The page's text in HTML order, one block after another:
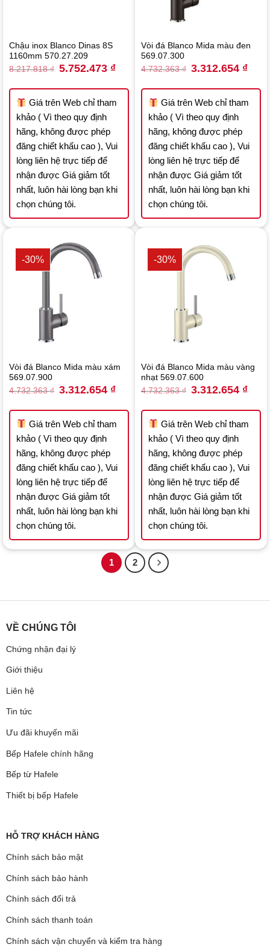
Chậu inox Blanco Dinas 8S
1160mm 570.27.209
8.217.818₫ Original
price
8.217.818 ₫.
5.752.473 ₫Current
5.752.473 ₫.
Giá trên Web chỉ tham
khảo ( Vì theo quy định
hãng, không được phép
đăng chiết khấu cao ), Vui
lòng liên hệ trực tiếp để
nhận được Giá giảm tốt
nhất, luôn hài lòng bạn khi
chọn chúng tôi.
Vòi đá Blanco Mida màu đen
569.07.300
4.732.363₫ Original
price
4.732.363 ₫.
3.312.654 ₫
Giá trên Web chỉ tham
khảo ( Vì theo quy định
hãng, không được phép
đăng chiết khấu cao ), Vui
lòng liên hệ trực tiếp để
nhận được Giá giảm tốt
nhất, luôn hài lòng bạn khi
chọn chúng tôi.
-30%
Vòi đá Blanco Mida màu xám
569.07.900
4.732.363₫ Original
price
4.732.363 ₫.
3.312.654 ₫Current
3.312.654 ₫.
Giá trên Web chỉ tham
khảo ( Vì theo quy định
hãng, không được phép
đăng chiết khấu cao ), Vui
lòng liên hệ trực tiếp để
nhận được Giá giảm tốt
nhất, luôn hài lòng bạn khi
chọn chúng tôi.
-30%
Vòi đá Blanco Mida màu vàng
nhạt 569.07.600
4.732.363₫ Original
price
4.732.363 ₫.
3.312.654 ₫
Giá trên Web chỉ tham
khảo ( Vì theo quy định
hãng, không được phép
đăng chiết khấu cao ), Vui
lòng liên hệ trực tiếp để
nhận được Giá giảm tốt
nhất, luôn hài lòng bạn khi
chọn chúng tôi.
1 2
VỀ CHÚNG TÔI
Chứng nhận đại lý
Giới thiệu
Liên hệ
Tin tức
Ưu đãi khuyến mãi
Bếp Hafele chính hãng
Bếp từ Hafele
Thiết bị bếp Hafele
HỖ TRỢ KHÁCH HÀNG
Chính sách bảo mật
Chính sách bảo hành
Chính sách đổi trả
Chính sách thanh toán
Chính sách vận chuyển và kiểm tra hàng